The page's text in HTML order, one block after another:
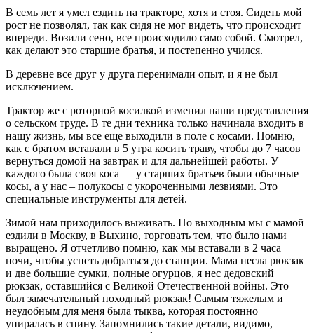
В семь лет я умел ездить на тракторе, хотя и стоя. Сидеть мой
рост не позволял, так как сидя не мог видеть, что происходит
впереди. Возили сено, все происходило само собой. Смотрел,
как делают это старшие братья, и постепенно учился.
В деревне все друг у друга перенимали опыт, и я не был
исключением.
Трактор же с роторной косилкой изменил наши представления
о сельском труде. В те дни техника только начинала входить в
нашу жизнь, мы все еще выходили в поле с косами. Помню,
как с братом вставали в 5 утра косить траву, чтобы до 7 часов
вернуться домой на завтрак и для дальнейшей работы. У
каждого была своя коса — у старших братьев были обычные
косы, а у нас – полукосы с укороченными лезвиями. Это
специальные инструменты для детей.
Зимой нам приходилось выживать. По выходным мы с мамой
ездили в Москву, в Выхино, торговать тем, что было нами
выращено. Я отчетливо помню, как мы вставали в 2 часа
ночи, чтобы успеть добраться до станции. Мама несла рюкзак
и две большие сумки, полные огурцов, я нес дедовский
рюкзак, оставшийся с Великой Отечественной войны. Это
был замечательный походный рюкзак! Самым тяжелым и
неудобным для меня была тыква, которая постоянно
упиралась в спину. Запомнились такие детали, видимо,